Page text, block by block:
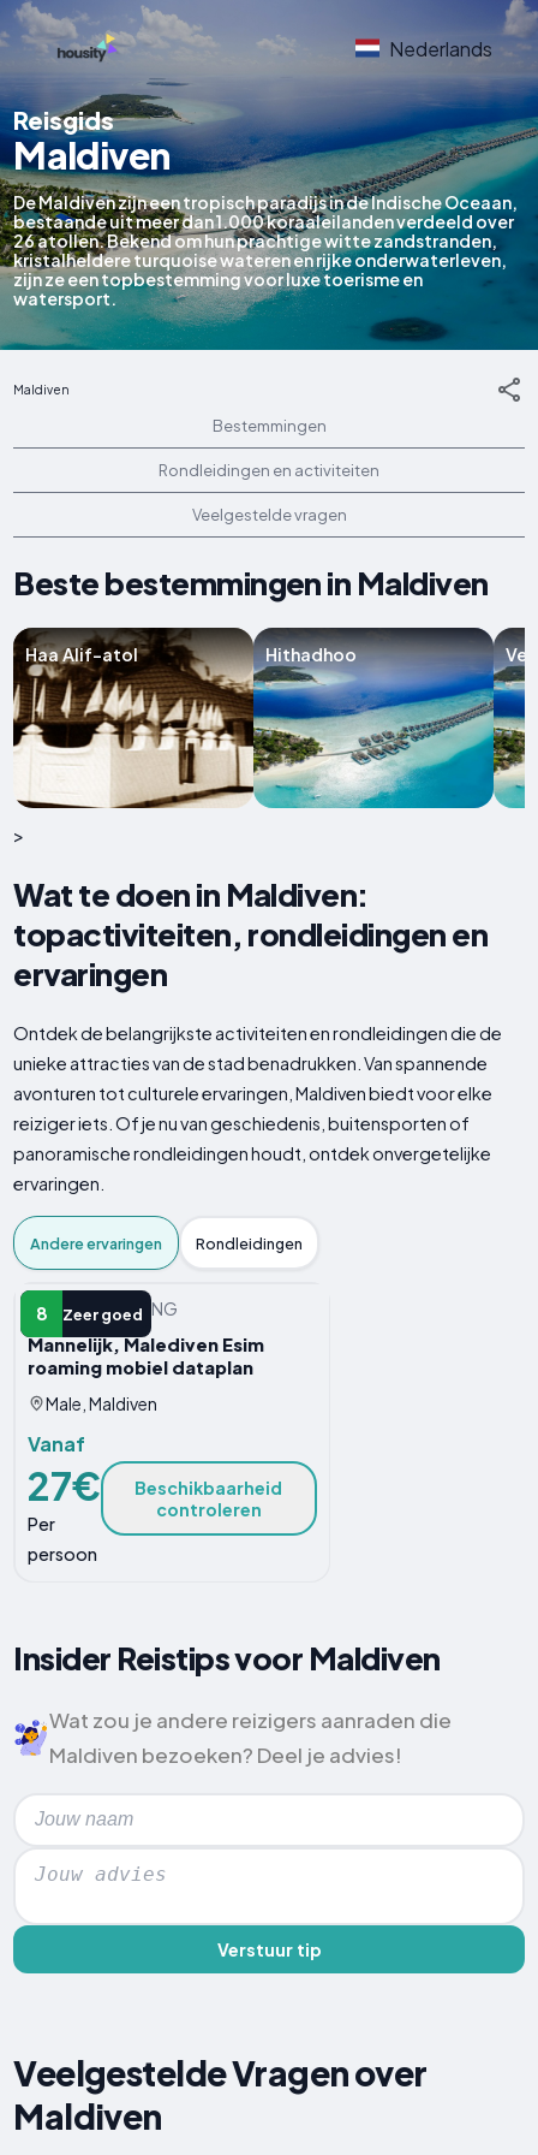
Nederlands
Reisgids
Maldiven
De Maldiven zijn een tropisch paradijs in de Indische Oceaan,
bestaande uit meer dan 1.000 koraaleilanden verdeeld over
26 atollen. Bekend om hun prachtige witte zandstranden,
kristalheldere turquoise wateren en rijke onderwaterleven,
zijn ze een topbestemming voor luxe toerisme en
watersport.
Maldiven
Bestemmingen
Rondleidingen en activiteiten
Veelgestelde vragen
Beste bestemmingen in Maldiven
Haa Alif-atol Hithadhoo
>
Wat te doen in Maldiven:
topactiviteiten, rondleidingen en
ervaringen
Ontdek de belangrijkste activiteiten en rondleidingen die de
unieke attracties van de stad benadrukken. Van spannende
avonturen tot culturele ervaringen, Maldiven biedt voor elke
reiziger iets. Of je nu van geschiedenis, buitensporten of
panoramische rondleidingen houdt, ontdek onvergetelijke
ervaringen.
Andere ervaringen Rondleidingen
8 Zeer goed
ANDERE ERVARING
Mannelijk, Malediven Esim
roaming mobiel dataplan
Male, Maldiven
Vanaf
27€
Per
persoon
Beschikbaarheid
controleren
Insider Reistips voor Maldiven
Wat zou je andere reizigers aanraden die
Maldiven bezoeken? Deel je advies!
Verstuur tip
Veelgestelde Vragen over
Maldiven